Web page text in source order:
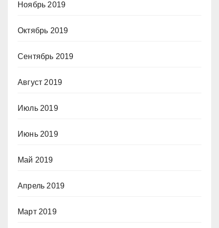
Ноябрь 2019
Октябрь 2019
Сентябрь 2019
Август 2019
Июль 2019
Июнь 2019
Май 2019
Апрель 2019
Март 2019